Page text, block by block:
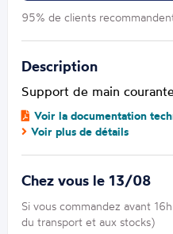
95% de clients
Description
Support de main
Voir la documentation
Voir plus de détails
Chez vous le 13/08
Si vous commandez avant
du transport et aux stocks)